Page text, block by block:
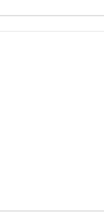
d’une grande cave